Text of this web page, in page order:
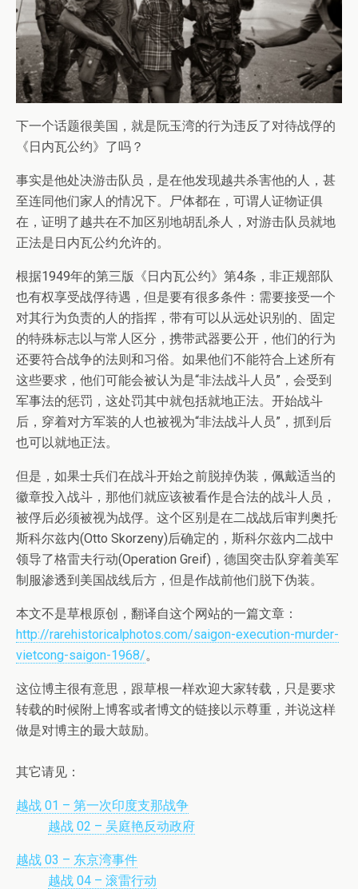
下一个话题很美国，就是阮玉湾的行为违反了对待战俘的
《日内瓦公约》了吗？
事实是他处决游击队员，是在他发现越共杀害他的人，甚
至连同他们家人的情况下。尸体都在，可谓人证物证俱
在，证明了越共在不加区别地胡乱杀人，对游击队员就地
正法是日内瓦公约允许的。
根据1949年的第三版《日内瓦公约》第4条，非正规部队
也有权享受战俘待遇，但是要有很多条件：需要接受一个
对其行为负责的人的指挥，带有可以从远处识别的、固定
的特殊标志以与常人区分，携带武器要公开，他们的行为
还要符合战争的法则和习俗。如果他们不能符合上述所有
这些要求，他们可能会被认为是“非法战斗人员”，会受到
军事法的惩罚，这处罚其中就包括就地正法。开始战斗
后，穿着对方军装的人也被视为“非法战斗人员”，抓到后
也可以就地正法。
但是，如果士兵们在战斗开始之前脱掉伪装，佩戴适当的
徽章投入战斗，那他们就应该被看作是合法的战斗人员，
被俘后必须被视为战俘。这个区别是在二战战后审判奥托·
斯科尔兹内(Otto Skorzeny)后确定的，斯科尔兹内二战中
领导了格雷夫行动(Operation Greif)，德国突击队穿着美军
制服渗透到美国战线后方，但是作战前他们脱下伪装。
本文不是草根原创，翻译自这个网站的一篇文章：
http://rarehistoricalphotos.com/saigon-execution-murder-
vietcong-saigon-1968/。
这位博主很有意思，跟草根一样欢迎大家转载，只是要求
转载的时候附上博客或者博文的链接以示尊重，并说这样
做是对博主的最大鼓励。
其它请见：
越战 01 – 第一次印度支那战争
越战 02 – 吴庭艳反动政府
越战 03 – 东京湾事件
越战 04 – 滚雷行动